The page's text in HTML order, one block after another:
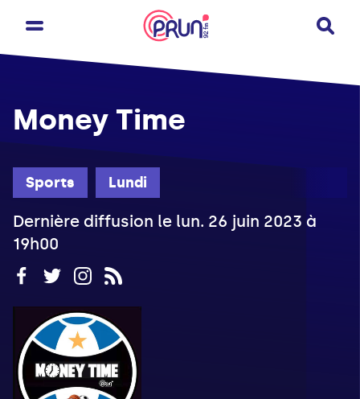
Sports Lundi
Money Time
Dernière diffusion le lun. 26 juin 2023 à
19h00